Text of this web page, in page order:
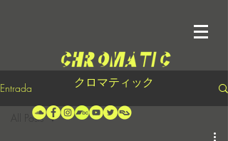
クロマティック
Entrada
All Posts